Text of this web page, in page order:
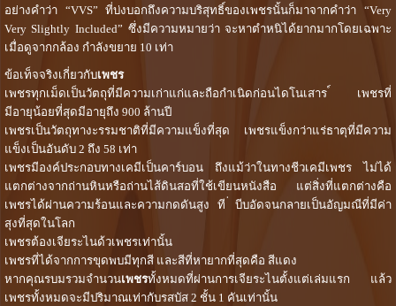
อย่างคำว่า “VVS” ที่บ่งบอกถึงความบริสุทธิ์ของเพชรนั้นก็มาจากคำว่า “Very
Very Slightly Included” ซึ่งมีความหมายว่า จะหาตำหนิได้ยากมากโดยเฉพาะ
เมื่อดูจากกล้อง กำลังขยาย 10 เท่า
ข้อเท็จจริงเกี่ยวกับเพชร
เพชรทุกเม็ดเป็นวัตถุที่มีความเก่าแก่และถือกำเนิดก่อนไดโนเสาร ์ เพชรที่
มีอายุน้อยที่สุดมีอายุถึง 900 ล้านปี
เพชรเป็นวัตถุทางะรรมชาติที่มีความแข็งที่สุด เพชรแข็งกว่าแร่ธาตุที่มีความ
แข็งเป็นอันดับ 2 ถึง 58 เท่า
เพชรมีองค์ประกอบทางเคมีเป็นคาร์บอน ถึงแม้ว่าในทางชีวเคมีเพชร ไม่ได้
แตกต่างจากถ่านหินหรือถ่านไส้ดินสอที่ใช้เขียนหนังสือ แต่สิ่งที่แตกต่างคือ
เพชรได้ผ่านความร้อนและความกดดันสูง ที ่บีบอัดจนกลายเป็นอัญมณีที่มีค่า
สุงที่สุดในโลก
เพชรต้องเจียระไนด้วเพชรเท่านั้น
เพชรที่ได้จากการขุดพบมีทุกสี และสีที่หายากที่สุดคือ สีแดง
หากคุณรบมรวมจำนวนเพชรทั้งหมดที่ผ่านการเจียระไนตั้งแต่เล่มแรก แล้ว
เพชรทั้งหมดจะมีปริมาณเท่ากับรสบัส 2 ชั้น 1 คันเท่านั้น